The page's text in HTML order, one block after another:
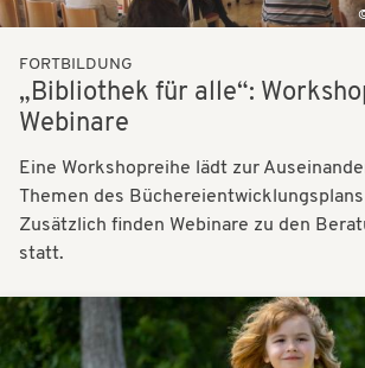
FORTBILDUNG
„Bibliothek für alle“:
Webinare
Eine Workshopreihe lädt zur
Themen des
Zusätzlich finden Webinare zu den
statt.
Bilder